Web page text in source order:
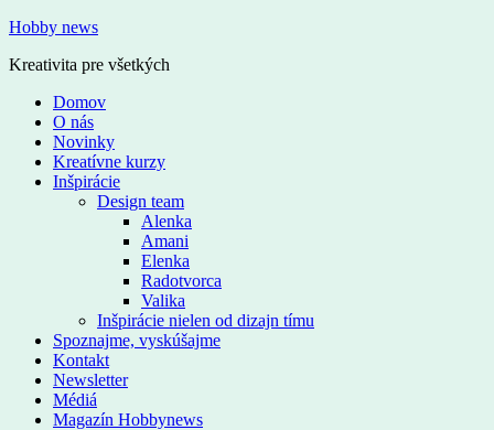
Hobby news
Kreativita pre všetkých
Domov
O nás
Novinky
Kreatívne kurzy
Inšpirácie
Design team
Alenka
Amani
Elenka
Radotvorca
Valika
Inšpirácie nielen od dizajn tímu
Spoznajme, vyskúšajme
Kontakt
Newsletter
Médiá
Magazín Hobbynews